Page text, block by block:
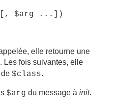
$arg ...])
elle retourne une
. Les fois suivantes, elle
$class.
$arg du message à init.